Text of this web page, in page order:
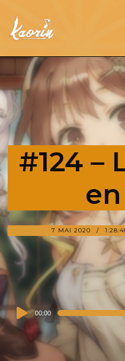
#124 –
7 MAI 2020
Audio
Player
00:00